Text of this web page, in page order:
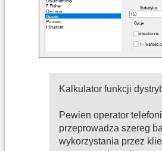
Kalkulator funkcji
Pewien operator
przeprowadza szereg
wykorzystania przez